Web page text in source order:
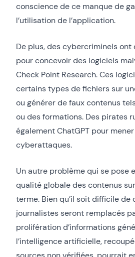
conscience de ce manque de
l’utilisation de l’application.
De plus, des cybercriminels ont
pour concevoir des logiciels
Check Point Research. Ces
certains types de fichiers sur
ou générer de faux contenus
ou des formations. Des pirates
également ChatGPT pour
cyberattaques.
Un autre problème qui se pose
qualité globale des contenus
terme. Bien qu’il soit difficile de
journalistes seront remplacés
prolifération d’informations
l’intelligence artificielle,